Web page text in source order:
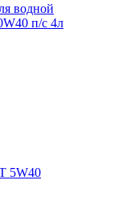
водной
п/с 4л
5W40